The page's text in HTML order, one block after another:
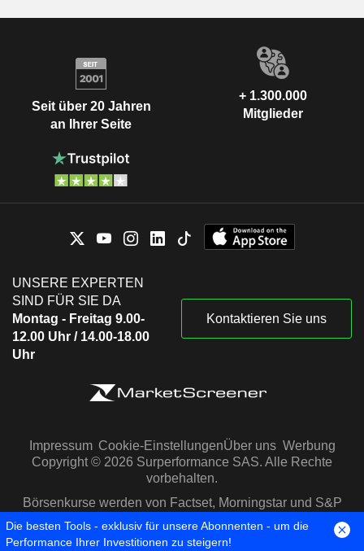
Seit über 20 Jahren
an Ihrer Seite
+ 1.300.000
Mitglieder
UNSERE EXPERTEN
SIND FÜR SIE DA
Montag - Freitag 9.00-
12.00 Uhr / 14.00-18.00
Uhr
Kontaktieren Sie uns
Impressum Cookie-EinstellungenÜber uns Werbung
Copyright © 2026 Surperformance SAS. Alle Rechte
vorbehalten.
Börsenkurse werden von Factset, Morningstar und S&P
Capital IQ zur Verfügung gestellt
Die besten Tools - exklusiv für unsere Abonnenten - um die
Performance Ihrer Investitionen zu steigern!